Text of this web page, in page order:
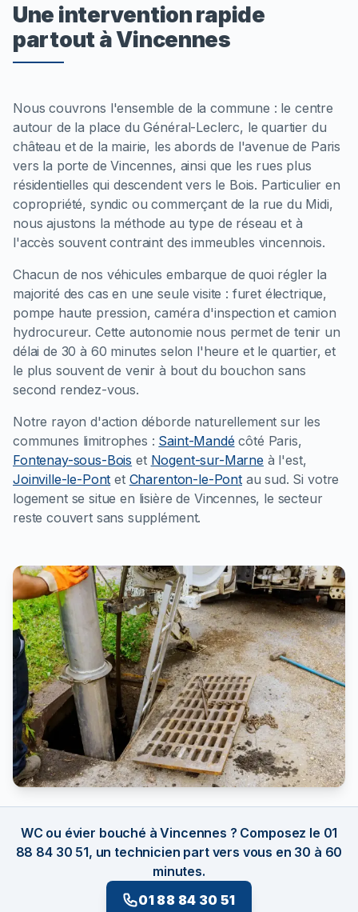
Une intervention rapide
partout à Vincennes
Nous couvrons l'ensemble de la commune : le centre
autour de la place du Général-Leclerc, le quartier du
château et de la mairie, les abords de l'avenue de Paris
vers la porte de Vincennes, ainsi que les rues plus
résidentielles qui descendent vers le Bois. Particulier en
copropriété, syndic ou commerçant de la rue du Midi,
nous ajustons la méthode au type de réseau et à
l'accès souvent contraint des immeubles vincennois.
Chacun de nos véhicules embarque de quoi régler la
majorité des cas en une seule visite : furet électrique,
pompe haute pression, caméra d'inspection et camion
hydrocureur. Cette autonomie nous permet de tenir un
délai de 30 à 60 minutes selon l'heure et le quartier, et
le plus souvent de venir à bout du bouchon sans
second rendez-vous.
Notre rayon d'action déborde naturellement sur les
communes limitrophes : Saint-Mandécôté Paris,
Fontenay-sous-Bois et Nogent-sur-Marneà l'est,
Joinville-le-Pont et Charenton-le-Pontau sud. Si votre
logement se situe en lisière de Vincennes, le secteur
reste couvert sans supplément.
WC ou évier bouché à Vincennes ? Composez le 01
88 84 30 51, un technicien part vers vous en 30 à 60
minutes.
01 88 84 30 51